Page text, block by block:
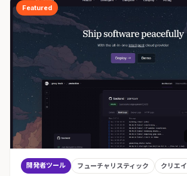
Featured
開発者ツール フューチャリスティック クリエ